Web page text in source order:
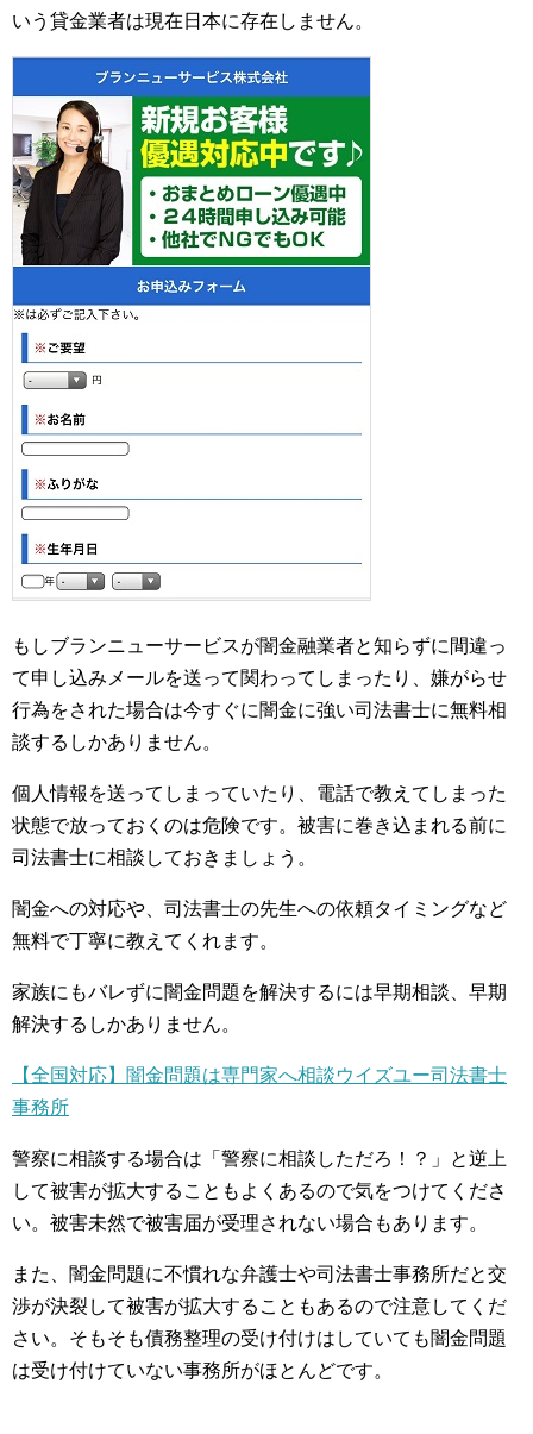
いう貸金業者は現在日本に存在しません。
もしブランニューサービスが闇金融業者と知らずに間違っ
て申し込みメールを送って関わってしまったり、嫌がらせ
行為をされた場合は今すぐに闇金に強い司法書士に無料相
談するしかありません。
個人情報を送ってしまっていたり、電話で教えてしまった
状態で放っておくのは危険です。被害に巻き込まれる前に
司法書士に相談しておきましょう。
闇金への対応や、司法書士の先生への依頼タイミングなど
無料で丁寧に教えてくれます。
家族にもバレずに闇金問題を解決するには早期相談、早期
解決するしかありません。
【全国対応】闇金問題は専門家へ相談ウイズユー司法書士
事務所
警察に相談する場合は「警察に相談しただろ！？」と逆上
して被害が拡大することもよくあるので気をつけてくださ
い。被害未然で被害届が受理されない場合もあります。
また、闇金問題に不慣れな弁護士や司法書士事務所だと交
渉が決裂して被害が拡大することもあるので注意してくだ
さい。そもそも債務整理の受け付けはしていても闇金問題
は受け付けていない事務所がほとんどです。